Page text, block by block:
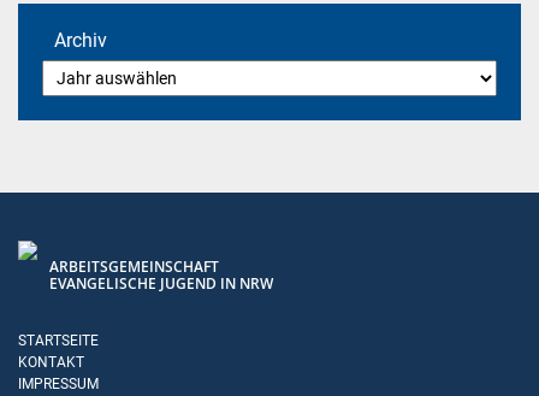
Archiv
ARBEITSGEMEINSCHAFT
EVANGELISCHE JUGEND IN NRW
STARTSEITE
KONTAKT
IMPRESSUM